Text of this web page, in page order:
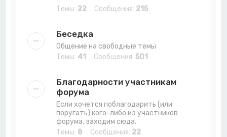
Темы: 22 Сообщения: 215
Беседка
Общение на свободные темы
Темы: 41 Сообщения: 501
Благодарности участникам
форума
Если хочется поблагодарить (или
поругать) кого-либо из участников
форума, заходим сюда.
Темы: 8 Сообщения: 22